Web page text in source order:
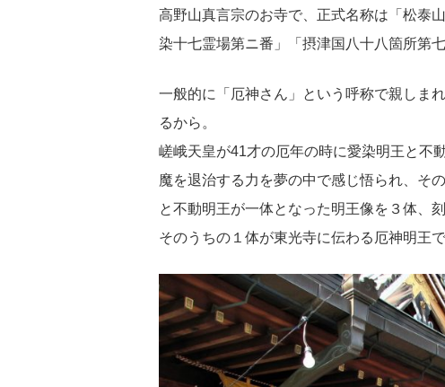
高野山真言宗のお寺で、正式名称は「松泰
染十七霊場第ニ番」「摂津国八十八箇所第
一般的に「厄神さん」という呼称で親しま
るから。
嵯峨天皇が41才の厄年の時に愛染明王と不
魔を退治する力を夢の中で感じ悟られ、そ
と不動明王が一体となった明王像を３体、刻
そのうちの１体が東光寺に伝わる厄神明王